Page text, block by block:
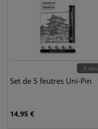
2 sets
Set de 5 feutres Uni-Pin
14,95 €